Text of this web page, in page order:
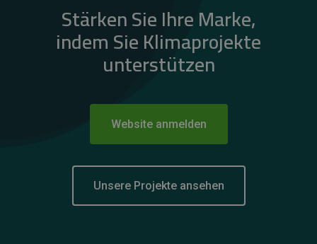
Stärken Sie Ihre Marke,
indem Sie Klimaprojekte
unterstützen
Website anmelden
Unsere Projekte ansehen